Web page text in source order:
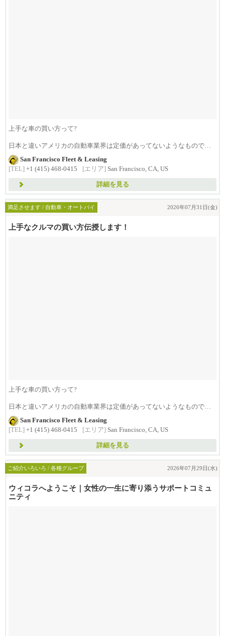
上手な車の買い方って?
日本と違いアメリカの自動車業界は定価があってないようなもので
す。
したがって...
San Francisco Fleet & Leasing
[TEL] +1 (415) 468-0415 [エリア] San Francisco, CA, US
詳細を見る
満足させます / 自動車・オートバイ 2026年07月31日(金)
上手なクルマの買い方伝授します！
上手な車の買い方って?
日本と違いアメリカの自動車業界は定価があってないようなもので
す。
したがって...
San Francisco Fleet & Leasing
[TEL] +1 (415) 468-0415 [エリア] San Francisco, CA, US
詳細を見る
ご紹介いろいろ / 各種グループ 2026年07月29日(水)
ウィコラへようこそ｜女性の一生に寄り添うサポートコミュ
ニティ